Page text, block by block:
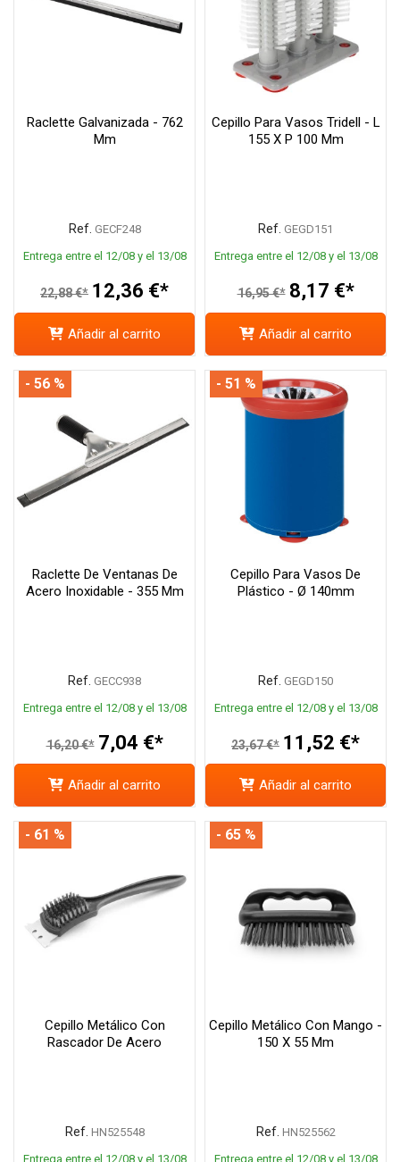
Raclette Galvanizada - 762
Mm
Ref. GECF248
Entrega entre el 12/08 y el 13/08
22,88 €* 12,36 €*
Añadir al carrito
Cepillo Para Vasos Tridell - L
155 X P 100 Mm
Ref. GEGD151
Entrega entre el 12/08 y el 13/08
16,95 €* 8,17 €*
Añadir al carrito
Raclette De Ventanas De
Acero Inoxidable - 355 Mm
Ref. GECC938
Entrega entre el 12/08 y el 13/08
16,20 €* 7,04 €*
- 56 %
Añadir al carrito
Cepillo Para Vasos De
Plástico - Ø 140mm
Ref. GEGD150
Entrega entre el 12/08 y el 13/08
23,67 €* 11,52 €*
- 51 %
Añadir al carrito
Cepillo Metálico Con
Rascador De Acero
Ref. HN525548
Entrega entre el 12/08 y el 13/08
- 61 %
Cepillo Metálico Con Mango -
150 X 55 Mm
Ref. HN525562
Entrega entre el 12/08 y el 13/08
- 65 %